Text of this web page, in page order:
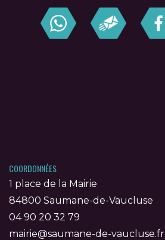
COORDONNÉES
1 place de la Mairie
84800 Saumane-de-Vaucluse
04 90 20 32 79
mairie@saumane-de-vaucluse.fr